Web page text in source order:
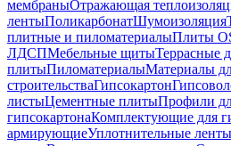
мембраныОтражающая
лентыПоликарбонатШумоизоляция
плитные и пиломатериалыПлиты
ЛДСПМебельные щитыТеррасные
плитыПиломатериалыМатериалы
строительстваГипсокартон
листыЦементные плитыПрофили
гипсокартонаКомплектующие для
армирующиеУплотнительные ленты